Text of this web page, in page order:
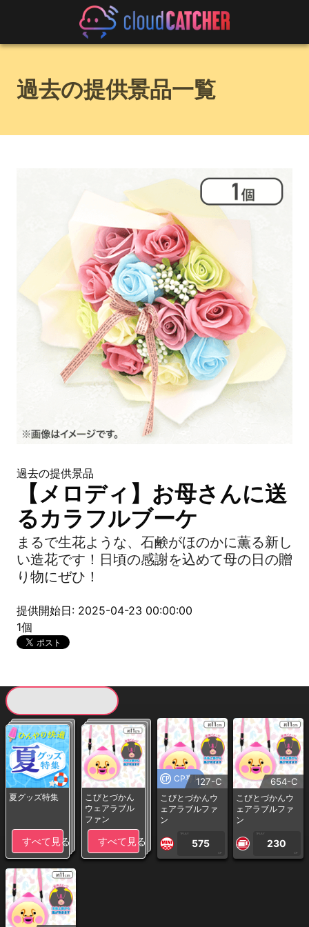
過去の提供景品一覧
過去の提供景品
【メロディ】お母さんに送
るカラフルブーケ
まるで生花ような、石鹸がほのかに薫る新し
い造花です！日頃の感謝を込めて母の日の贈
り物にぜひ！
提供開始日: 2025-04-23 00:00:00
1個
夏グッズ特集
すべて見る
こびとづかん
ウェアラブル
ファン
すべて見る
CP専用127-C
こびとづかんウ
ェアラブルファ
ン
1PLAY
575
CP
654-C
こびとづかんウ
ェアラブルファ
ン
1PLAY
230
CP